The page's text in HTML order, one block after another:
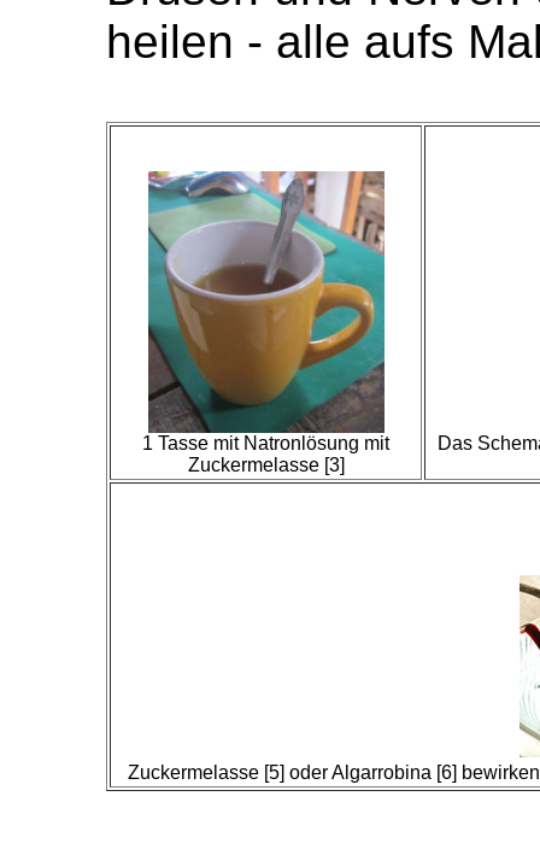
heilen - alle aufs
1 Tasse mit Natronlösung mit
Zuckermelasse [3]
Das
Zuckermelasse [5] oder Algarrobina [6]